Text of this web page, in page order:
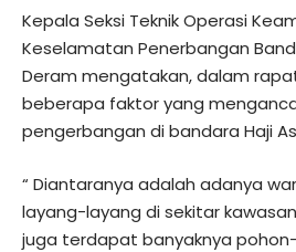
Kepala Seksi Teknik Operasi
Keselamatan Penerbangan
Deram mengatakan, dalam
beberapa faktor yang
pengerbangan di bandara Haji
“ Diantaranya adalah adanya
layang-layang di sekitar
juga terdapat banyaknya